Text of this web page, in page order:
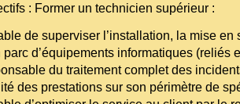
: Former un technicien supérieur :
de superviser l’installation, la mise
parc d’équipements informatiques (reliés
du traitement complet des
des prestations sur son périmètre de